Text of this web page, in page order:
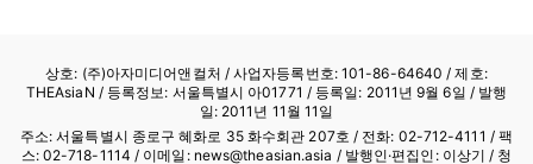
상호: (주)아자미디어앤컬처 /사업자등록번호: 101-86-64640 / 제호:
THEAsiaN / 등록정보: 서울특별시 아01771 / 등록일: 2011년 9월 6일 / 발행
일: 2011년 11월 11일
주소: 서울특별시 종로구 혜화로 35 화수회관 207호 / 전화: 02-712-4111 / 팩
스: 02-718-1114 / 이메일: news@theasian.asia / 발행인·편집인: 이상기 / 청